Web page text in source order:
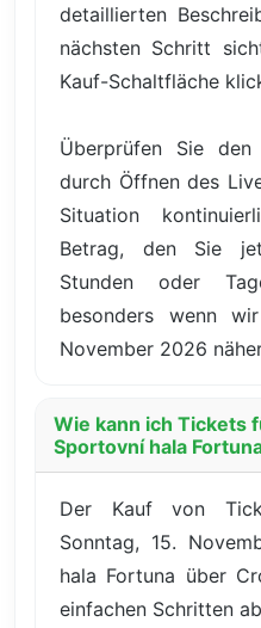
detaillierten
nächsten Schritt
Kauf-Schaltfläche
Überprüfen Sie
durch Öffnen des
Situation
Betrag, den Sie
Stunden oder
besonders wenn
November 2026
Wie kann ich Tickets
Sportovní hala
Der Kauf von
Sonntag, 15.
hala Fortuna über
einfachen Schritten